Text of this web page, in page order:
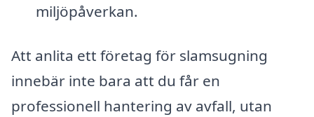
miljöpåverkan.
Att anlita ett företag för slamsugning
innebär inte bara att du får en
professionell hantering av avfall, utan